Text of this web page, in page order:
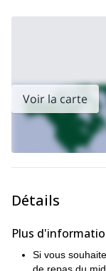
Voir la carte
Détails
Plus
Si vous